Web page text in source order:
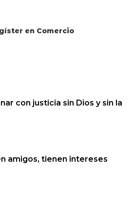
en Comercio
con justicia sin Dios y sin la
amigos, tienen intereses